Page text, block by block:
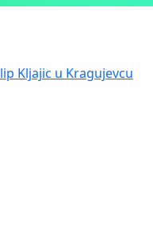
Kljajic u Kragujevcu